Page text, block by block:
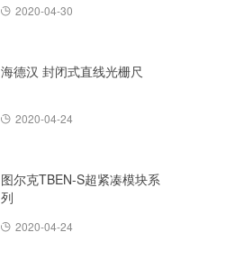
2020-04-30
海德汉 封闭式直线光栅尺
2020-04-24
图尔克TBEN-S超紧凑模块系
列
2020-04-24